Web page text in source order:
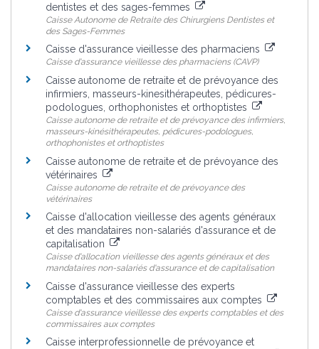
dentistes et des sages-femmes
Caisse Autonome de Retraite des Chirurgiens Dentistes et
des Sages-Femmes
Caisse d'assurance vieillesse des pharmaciens
Caisse d'assurance vieillesse des pharmaciens (CAVP)
Caisse autonome de retraite et de prévoyance des
infirmiers, masseurs-kinesithérapeutes, pédicures-
podologues, orthophonistes et orthoptistes
Caisse autonome de retraite et de prévoyance des infirmiers,
masseurs-kinésithérapeutes, pédicures-podologues,
orthophonistes et orthoptistes
Caisse autonome de retraite et de prévoyance des
vétérinaires
Caisse autonome de retraite et de prévoyance des
vétérinaires
Caisse d'allocation vieillesse des agents généraux
et des mandataires non-salariés d'assurance et de
capitalisation
Caisse d'allocation vieillesse des agents généraux et des
mandataires non-salariés d'assurance et de capitalisation
Caisse d'assurance vieillesse des experts
comptables et des commissaires aux comptes
Caisse d'assurance vieillesse des experts comptables et des
commissaires aux comptes
Caisse interprofessionnelle de prévoyance et